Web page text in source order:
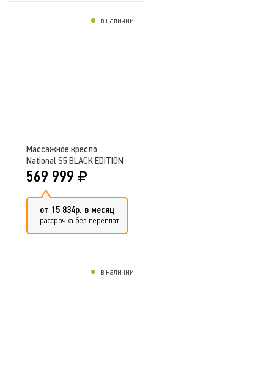
Массажное кресло
National S5 BLACK EDITION
569 999
от 15 834р. в месяц
рассрочка без переплат
в наличии
в наличии